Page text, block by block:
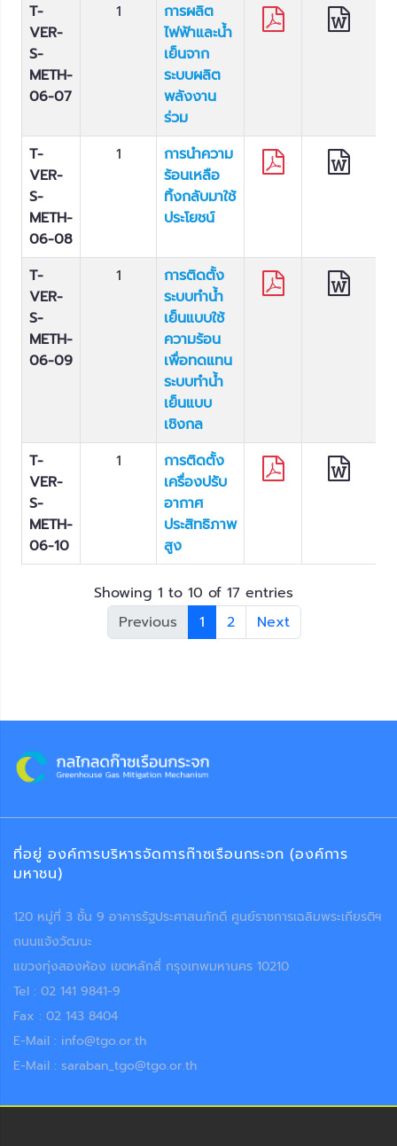
T-
VER-
S-
METH-
06-07
1
การผลิต
ไฟฟ้าและน้ำ
เย็นจาก
ระบบผลิต
พลังงาน
ร่วม
T-
VER-
S-
METH-
06-08
1
การนำความ
ร้อนเหลือ
ทิ้งกลับมาใช้
ประโยชน์
T-
VER-
S-
METH-
06-09
1
การติดตั้ง
ระบบทำน้ำ
เย็นแบบใช้
ความร้อน
เพื่อทดแทน
ระบบทําน้ำ
เย็นแบบ
เชิงกล
T-
VER-
S-
METH-
06-10
1
การติดตั้ง
เครื่องปรับ
อากาศ
ประสิทธิภาพ
สูง
Showing 1 to 10 of 17 entries
Previous
1 2 Next
ที่อยู่ องค์การบริหารจัดการก๊าซเรือนกระจก (องค์การ
มหาชน)
120 หมู่ที่ 3 ชั้น 9 อาคารรัฐประศาสนภักดี ศูนย์ราชการเฉลิมพระเกียรติฯ
ถนนแจ้งวัฒนะ
แขวงทุ่งสองห้อง เขตหลักสี่ กรุงเทพมหานคร 10210
Tel : 02 141 9841-9
Fax : 02 143 8404
E-Mail : info@tgo.or.th
E-Mail : saraban_tgo@tgo.or.th